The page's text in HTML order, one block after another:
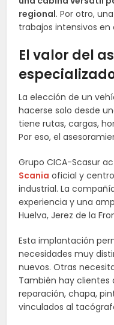
regional. Por otro,
trabajos intensivos en
El valor del
La elección de un
hacerse solo desde
tiene rutas, cargas,
Por eso, el
Grupo CICA-Scasur
Scania oficial y
industrial. La
experiencia y una
Huelva, Jerez de la
Esta implantación
necesidades muy
nuevos. Otras
También hay
reparación, chapa,
vinculados al